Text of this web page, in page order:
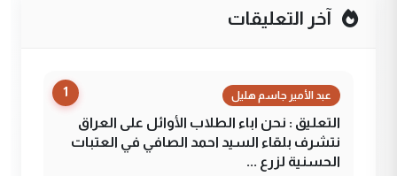
آخر التعليقات
1 عبد الأمير جاسم هليل
التعليق : نحن اباء الطلاب الأوائل على العراق
نتشرف بلقاء السيد احمد الصافي في العتبات
الحسنية لزرع ...